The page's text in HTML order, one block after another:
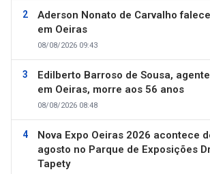
Aderson Nonato de Carvalho
em Oeiras
08/08/2026 09:43
Edilberto Barroso de Sousa,
em Oeiras, morre aos 56 anos
08/08/2026 08:48
Nova Expo Oeiras 2026 acontece
agosto no Parque de Exposições
Tapety